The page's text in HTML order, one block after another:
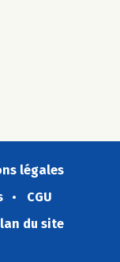
légales
CGU
du site